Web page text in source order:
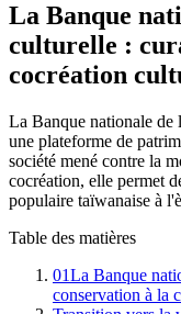
La Banque
culturelle :
cocréation
La Banque nationale de
une plateforme de
société mené contre la
cocréation, elle permet
populaire taïwanaise à
Table des matières
01La Banque
conservation à la